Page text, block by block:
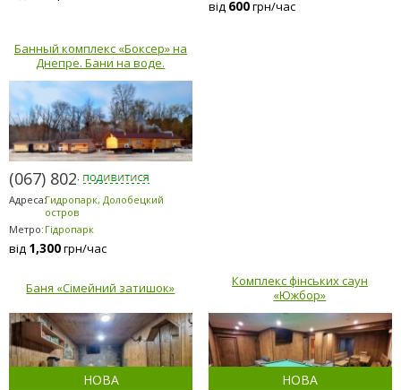
від 600грн/час
Банный комплекс «Боксер» на
Днепре. Бани на воде.
(067) 802-6898
Адреса:Гидропарк, Долобецкий
остров
Метро: Гідропарк
від 1,300грн/час
Баня «Сімейний затишок»
НОВА
Комплекс фінських саун
«Южбор»
НОВА